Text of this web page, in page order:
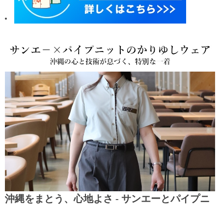
沖縄をまとう、心地よさ - サンエーとパイプニ